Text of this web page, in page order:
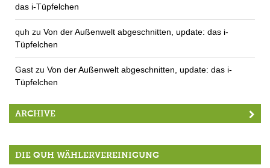
das i-Tüpfelchen
quh zu Von der Außenwelt abgeschnitten, update: das i-
Tüpfelchen
Gast zu Von der Außenwelt abgeschnitten, update: das i-
Tüpfelchen
ARCHIVE
DIE QUH WÄHLERVEREINIGUNG